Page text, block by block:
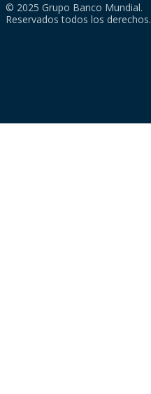
© 2025 Grupo Banco Mundial.
Reservados todos los derechos.